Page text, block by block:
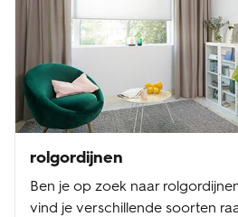
rolgordijnen
Ben je op zoek naar
vind je verschillende soorten